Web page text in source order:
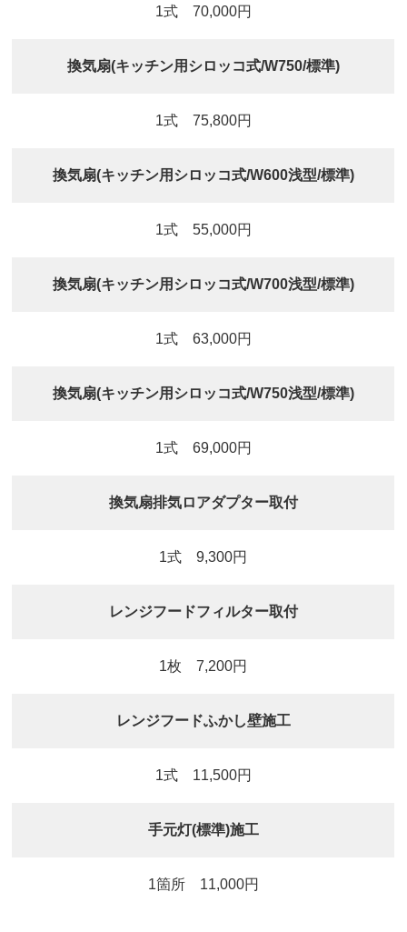
1式 70,000円
換気扇(キッチン用シロッコ式/W750/標準)
1式 75,800円
換気扇(キッチン用シロッコ式/W600浅型/標準)
1式 55,000円
換気扇(キッチン用シロッコ式/W700浅型/標準)
1式 63,000円
換気扇(キッチン用シロッコ式/W750浅型/標準)
1式 69,000円
換気扇排気ロアダプター取付
1式 9,300円
レンジフードフィルター取付
1枚 7,200円
レンジフードふかし壁施工
1式 11,500円
手元灯(標準)施工
1箇所 11,000円